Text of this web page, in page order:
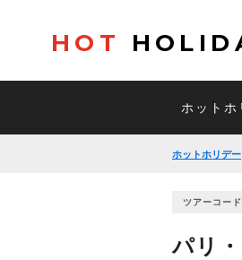
HOT
ホットホ
ホットホリデー
ツアーコー
パリ